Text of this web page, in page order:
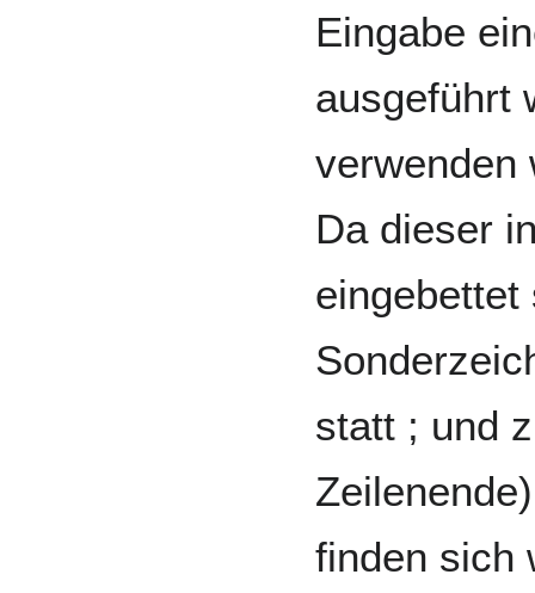
Eingabe
ausgeführt
Da dieser
statt ; und
finden sich